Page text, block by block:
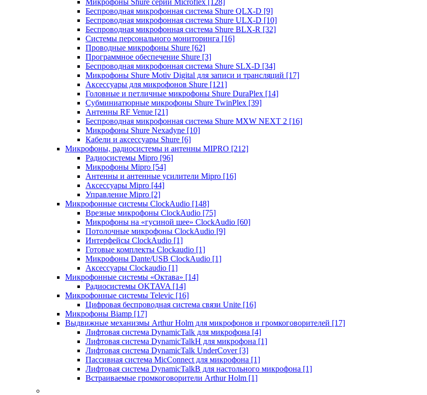
Микрофоны Shure серии Microflex [128]
Беспроводная микрофонная система Shure QLX-D [9]
Беспроводная микрофонная система Shure ULX-D [10]
Беспроводная микрофонная система Shure BLX-R [32]
Системы персонального мониторинга [16]
Проводные микрофоны Shure [62]
Программное обеспечение Shure [3]
Беспроводная микрофонная система Shure SLX-D [34]
Микрофоны Shure Motiv Digital для записи и трансляций [17]
Аксессуары для микрофонов Shure [121]
Головные и петличные микрофоны Shure DuraPlex [14]
Субминиатюрные микрофоны Shure TwinPlex [39]
Антенны RF Venue [21]
Беспроводная микрофонная система Shure MXW NEXT 2 [16]
Микрофоны Shure Nexadyne [10]
Кабели и аксессуары Shure [6]
Микрофоны, радиосистемы и антенны MIPRO [212]
Радиосистемы Mipro [96]
Микрофоны Mipro [54]
Антенны и антенные усилители Mipro [16]
Аксессуары Mipro [44]
Управление Mipro [2]
Микрофонные системы ClockAudio [148]
Врезные микрофоны ClockAudio [75]
Микрофоны на «гусиной шее» ClockAudio [60]
Потолочные микрофоны ClockAudio [9]
Интерфейсы ClockAudio [1]
Готовые комплекты Clockaudio [1]
Микрофоны Dante/USB ClockAudio [1]
Аксессуары Clockaudio [1]
Микрофонные системы «Октава» [14]
Радиосистемы OKTAVA [14]
Микрофонные системы Televic [16]
Цифровая беспроводная система связи Unite [16]
Микрофоны Biamp [17]
Выдвижные механизмы Arthur Holm для микрофонов и громкоговорителей [17]
Лифтовая система DynamicTalk для микрофона [4]
Лифтовая система DynamicTalkH для микрофона [1]
Лифтовая система DynamicTalk UnderCover [3]
Пассивная система MicConnect для микрофона [1]
Лифтовая система DynamicTalkB для настольного микрофона [1]
Встраиваемые громкоговорители Arthur Holm [1]